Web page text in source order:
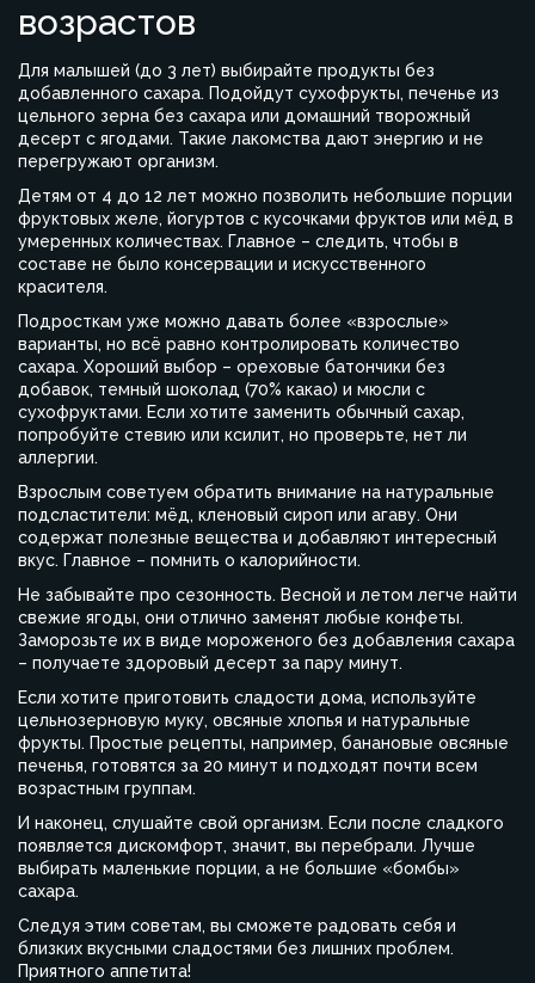
возрастов
Для малышей (до 3 лет) выбирайте продукты без
добавленного сахара. Подойдут сухофрукты, печенье из
цельного зерна без сахара или домашний творожный
десерт с ягодами. Такие лакомства дают энергию и не
перегружают организм.
Детям от 4 до 12 лет можно позволить небольшие порции
фруктовых желе, йогуртов с кусочками фруктов или мёд в
умеренных количествах. Главное – следить, чтобы в
составе не было консервации и искусственного
красителя.
Подросткам уже можно давать более «взрослые»
варианты, но всё равно контролировать количество
сахара. Хороший выбор – ореховые батончики без
добавок, темный шоколад (70% какао) и мюсли с
сухофруктами. Если хотите заменить обычный сахар,
попробуйте стевию или ксилит, но проверьте, нет ли
аллергии.
Взрослым советуем обратить внимание на натуральные
подсластители: мёд, кленовый сироп или агаву. Они
содержат полезные вещества и добавляют интересный
вкус. Главное – помнить о калорийности.
Не забывайте про сезонность. Весной и летом легче найти
свежие ягоды, они отлично заменят любые конфеты.
Заморозьте их в виде мороженого без добавления сахара
– получаете здоровый десерт за пару минут.
Если хотите приготовить сладости дома, используйте
цельнозерновую муку, овсяные хлопья и натуральные
фрукты. Простые рецепты, например, банановые овсяные
печенья, готовятся за 20 минут и подходят почти всем
возрастным группам.
И наконец, слушайте свой организм. Если после сладкого
появляется дискомфорт, значит, вы перебрали. Лучше
выбирать маленькие порции, а не большие «бомбы»
сахара.
Следуя этим советам, вы сможете радовать себя и
близких вкусными сладостями без лишних проблем.
Приятного аппетита!